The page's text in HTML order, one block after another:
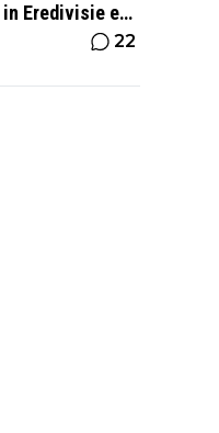
Eredivisie en
huis
22